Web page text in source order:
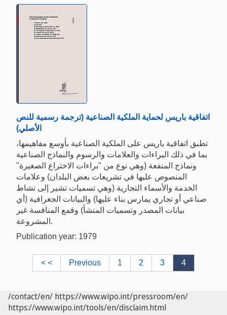
اتفاقية باريس لحماية الملكية الصناعية (ترجمة رسمية للنص
الأصلي)
تطبق اتفاقية باريس على الملكية الصناعية بأوسع مفاهيمها،
بما في ذلك البراءات والعلامات والرسوم والنماذج الصناعية
ونماذج المنفعة (وهي نوع من "براءات الاختراع الصغيرة"
المنصوص عليها في تشريعات بعض البلدان) وعلامات
الخدمة والأسماء التجارية (وهي تسميات تشير إلى نشاط
صناعي أو تجاري يمارس بناء عليها) والبيانات الجغرافية (أي
بيانات المصدر وتسميات المنشأ) وقمع المنافسة غير
المشروعة.
Publication year: 1979
< < Previous 1 2 3 4
/contact/en/ https://www.wipo.int/pressroom/en/
https://www.wipo.int/tools/en/disclaim.html